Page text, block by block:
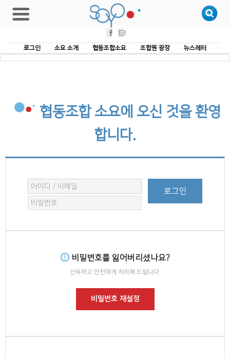
Facebook
로그인
소요 소개 협동조합소요 조합원 광장 뉴스레터
협동조합 소요에 오신 것을 환영
합니다.
비밀번호를 잃어버리셨나요?
신속하고 안전하게 처리해 드립니다.
비밀번호 재설정